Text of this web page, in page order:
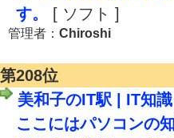
す。
[ ソフト ]
管理者： Chiroshi
第208位
美和子のIT駅 | IT知
ここにはパソコンの